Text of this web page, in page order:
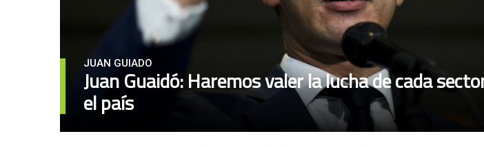
JUAN GUIADO
Juan Guaidó: Haremos valer la lucha de cada
el país